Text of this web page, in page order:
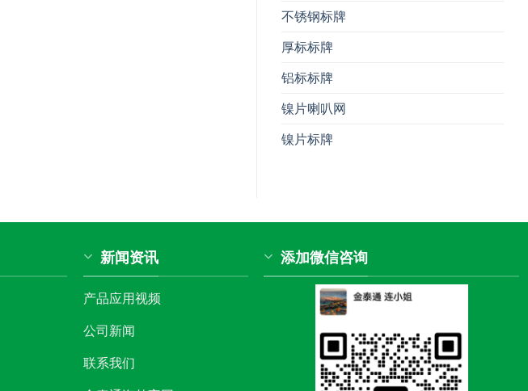
不锈钢标牌
厚标标牌
铝标标牌
镍片喇叭网
镍片标牌
新闻资讯
产品应用视频
公司新闻
联系我们
添加微信咨询